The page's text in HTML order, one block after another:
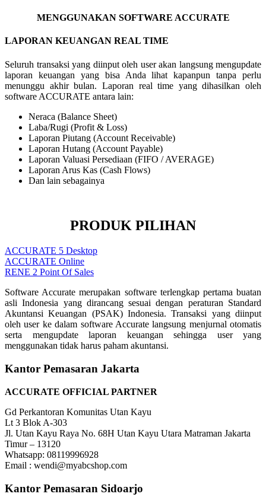
MENGGUNAKAN SOFTWARE ACCURATE
LAPORAN KEUANGAN REAL TIME
Seluruh transaksi yang diinput oleh user akan langsung mengupdate
laporan keuangan yang bisa Anda lihat kapanpun tanpa perlu
menunggu akhir bulan. Laporan real time yang dihasilkan oleh
software ACCURATE antara lain:
Neraca (Balance Sheet)
Laba/Rugi (Profit & Loss)
Laporan Piutang (Account Receivable)
Laporan Hutang (Account Payable)
Laporan Valuasi Persediaan (FIFO / AVERAGE)
Laporan Arus Kas (Cash Flows)
Dan lain sebagainya
PRODUK PILIHAN
ACCURATE 5 Desktop
ACCURATE Online
RENE 2 Point Of Sales
Software Accurate merupakan software terlengkap pertama buatan
asli Indonesia yang dirancang sesuai dengan peraturan Standard
Akuntansi Keuangan (PSAK) Indonesia. Transaksi yang diinput
oleh user ke dalam software Accurate langsung menjurnal otomatis
serta mengupdate laporan keuangan sehingga user yang
menggunakan tidak harus paham akuntansi.
Kantor Pemasaran Jakarta
ACCURATE OFFICIAL PARTNER
Gd Perkantoran Komunitas Utan Kayu
Lt 3 Blok A-303
Jl. Utan Kayu Raya No. 68H Utan Kayu Utara Matraman Jakarta
Timur – 13120
Whatsapp: 08119996928
Email : wendi@myabcshop.com
Kantor Pemasaran Sidoarjo